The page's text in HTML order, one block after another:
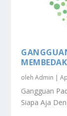
olehAdmin |
Gangguan
Siapa Aja